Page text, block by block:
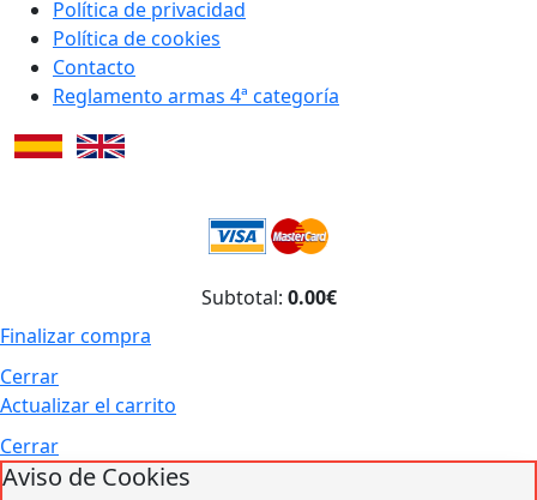
Política de privacidad
Política de cookies
Contacto
Reglamento armas 4ª categoría
Subtotal: 0.00€
Finalizar compra
Cerrar
Actualizar el carrito
Cerrar
Aviso de Cookies